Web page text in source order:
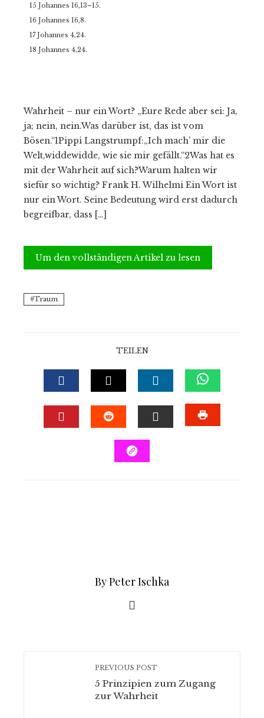
15 Johannes 16,13–15.
16 Johannes 16,8.
17 Johannes 4,24.
18 Johannes 4,24.
Wahrheit – nur ein Wort? „Eure Rede aber sei: Ja,
ja; nein, nein.Was darüber ist, das ist vom
Bösen.“1Pippi Langstrumpf:„Ich mach’ mir die
Welt,widdewidde, wie sie mir gefällt.“2Was hat es
mit der Wahrheit auf sich?Warum halten wir
siefür so wichtig? Frank H. Wilhelmi Ein Wort ist
nur ein Wort. Seine Bedeutung wird erst dadurch
begreifbar, dass […]
Um den vollständigen Artikel zu lesen
Traum
TEILEN
By Peter Ischka
PREVIOUS POST
5 Prinzipien zum Zugang
zur Wahrheit